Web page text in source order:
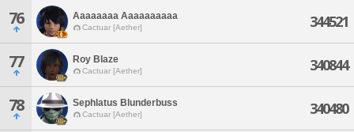
76 Aaaaaaaa Aaaaaaaaaa
Cactuar [Aether] 344521
77 Roy Blaze
Cactuar [Aether] 340844
78 Sephlatus Blunderbuss
Cactuar [Aether] 340480